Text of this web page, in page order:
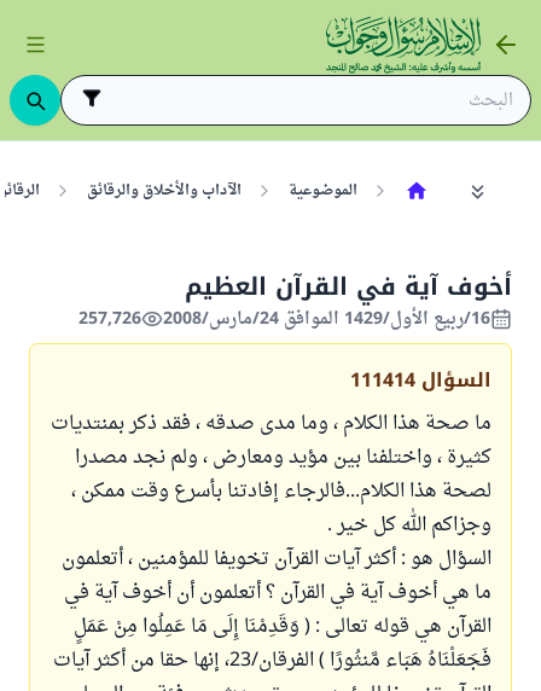
الموضوعية الآداب والأخلاق والرقائق
أخوف آية في القرآن العظيم
16/ربيع الأول/1429 الموافق 24/مارس/2008 257,726
السؤال 111414
ما صحة هذا الكلام ، وما مدى صدقه ، فقد ذكر بمنتديات
كثيرة ، واختلفنا بين مؤيد ومعارض ، ولم نجد مصدرا
لصحة هذا الكلام...فالرجاء إفادتنا بأسرع وقت ممكن ،
وجزاكم الله كل خير .
السؤال هو : أكثر آيات القرآن تخويفا للمؤمنين ، أتعلمون
ما هي أخوف آية في القرآن ؟ أتعلمون أن أخوف آية في
القرآن هي قوله تعالى : ( وَقَدِمْنَا إِلَى مَا عَمِلُوا مِنْ عَمَلٍ
فَجَعَلْنَاهُ هَبَاء مَّنثُورًا ) الفرقان/23، إنها حقا من أكثر آيات